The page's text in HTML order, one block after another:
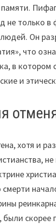
не только в
Он
что
в котором
и
хотя и
смерти
были